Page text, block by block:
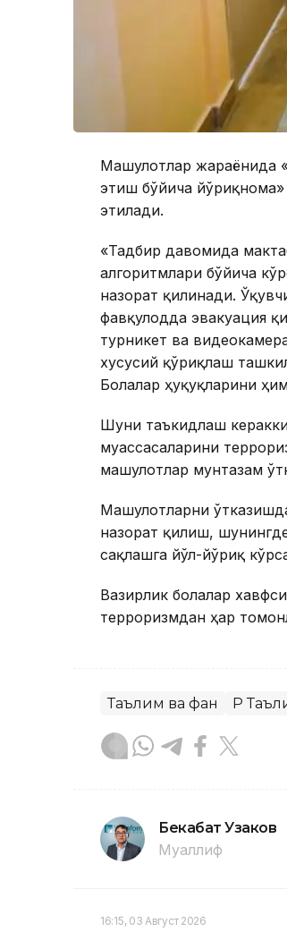
Машғулотлар жараёнида
этиш бўйича йўриқнома»
этилади.
«Тадбир давомида
алгоритмлари бўйича
назорат қилинади.
фавқулодда эвакуация
турникет ва
хусусий қўриқлаш
Болалар ҳуқуқларини
Шуни таъкидлаш
муассасаларини
машғулотлар мунтазам
Машғулотларни
назорат қилиш,
сақлашга йўл-йўриқ
Вазирлик болалар
терроризмдан ҳар
Таълим ва фан ҚР
Бекабат Узаков
Муаллиф
16:15, 03 Август 2026